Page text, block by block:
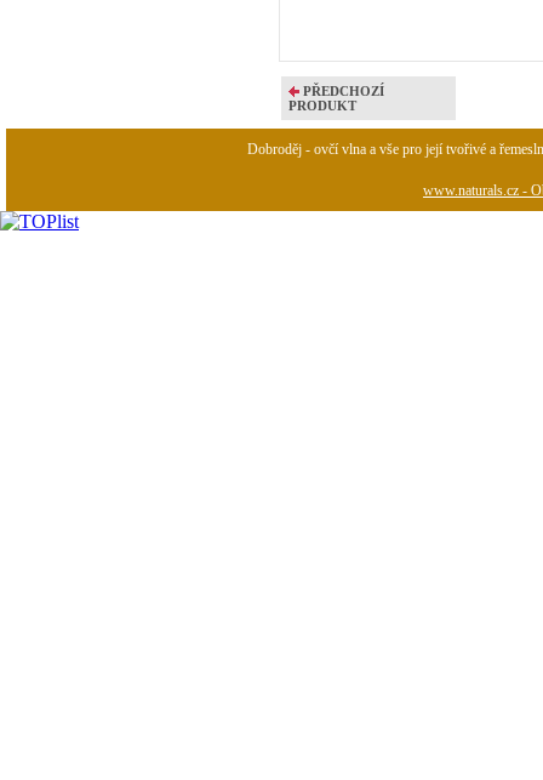
PŘEDCHOZÍ
PRODUKT
Dobroděj - ovčí vlna a vše pro její tvořivé a
www.naturals.cz -